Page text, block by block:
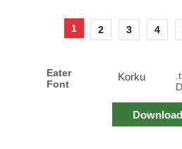
1 2 3 4
Eater
Font
Korku
Download